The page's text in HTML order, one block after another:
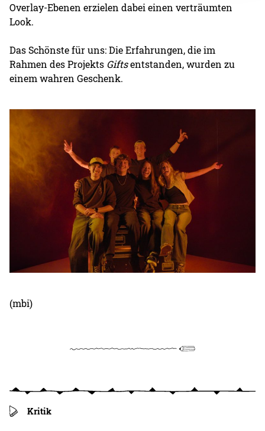
Overlay-Ebenen erzielen dabei einen verträumten
Look.
Das Schönste für uns: Die Erfahrungen, die im
Rahmen des Projekts Giftsentstanden, wurden zu
einem wahren Geschenk.
(mbi)
Kritik